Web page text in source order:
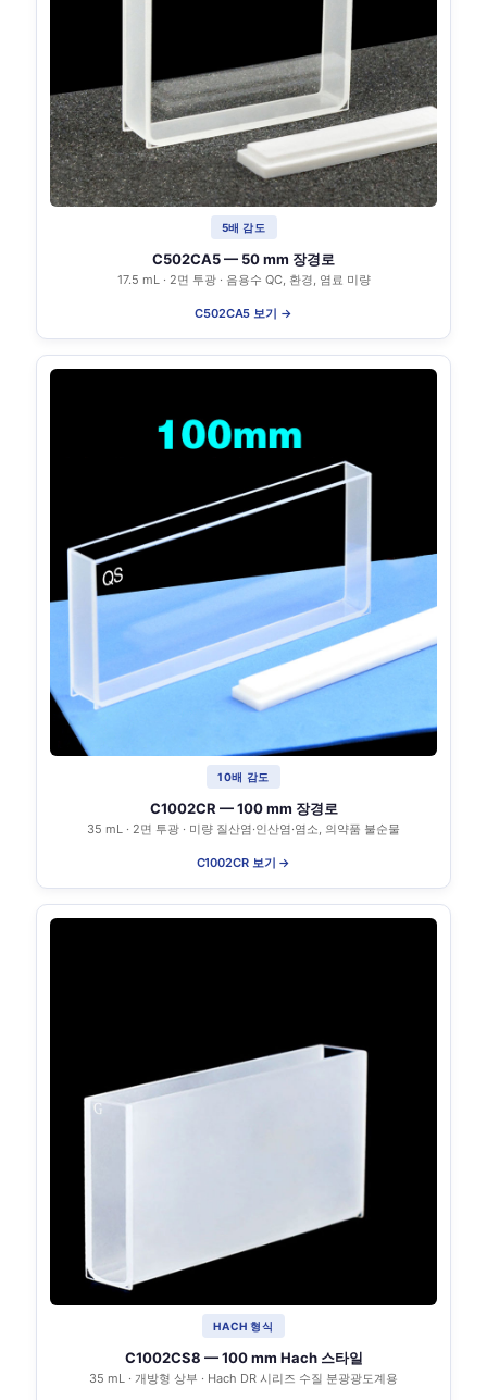
5배 감도
C502CA5 — 50 mm 장경로
17.5 mL · 2면 투광 · 음용수 QC, 환경, 염료 미량
C502CA5 보기 →
10배 감도
C1002CR — 100 mm 장경로
35 mL · 2면 투광 · 미량 질산염·인산염·염소, 의약품 불순물
C1002CR 보기 →
HACH 형식
C1002CS8 — 100 mm Hach 스타일
35 mL · 개방형 상부 · Hach DR 시리즈 수질 분광광도계용